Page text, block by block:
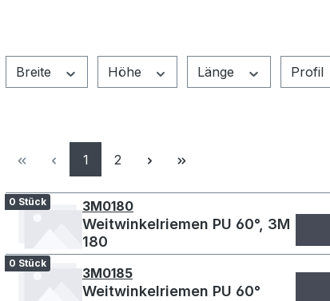
Breite Höhe Länge Profil
Seite
1 Seite
2
0 Stück 3M0180
Weitwinkelriemen PU 60°, 3M
180
0 Stück
3M0185
Weitwinkelriemen PU 60°